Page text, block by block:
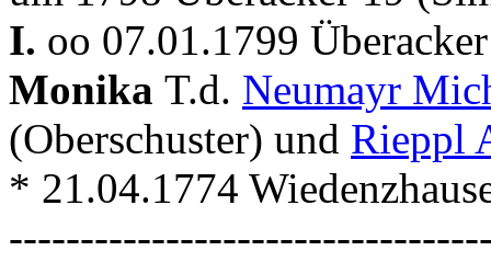
I. oo 07.01.1799
Monika T.d. Neumayr
(Oberschuster) und Rieppl
* 21.04.1774